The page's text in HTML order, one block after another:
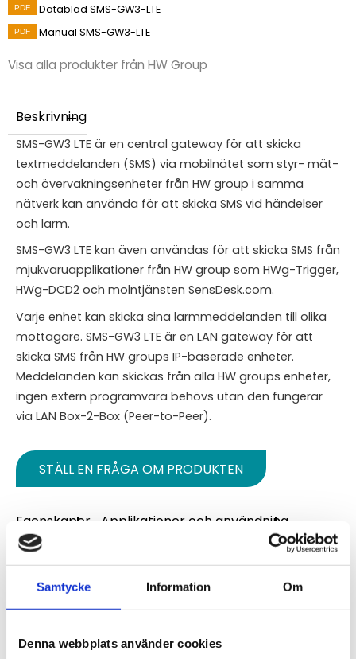
Samtycke Information Om
Denna webbplats använder cookies
Datablad SMS-GW3-LTE
Manual SMS-GW3-LTE
Visa alla produkter från HW Group
Beskrivning
SMS-GW3 LTE är en central gateway för att skicka
textmeddelanden (SMS) via mobilnätet som styr- mät-
och övervakningsenheter från HW group i samma
nätverk kan använda för att skicka SMS vid händelser
och larm.
SMS-GW3 LTE kan även användas för att skicka SMS från
mjukvaruapplikationer från HW group som HWg-Trigger,
HWg-DCD2 och molntjänsten SensDesk.com.
Varje enhet kan skicka sina larmmeddelanden till olika
mottagare. SMS-GW3 LTE är en LAN gateway för att
skicka SMS från HW groups IP-baserade enheter.
Meddelanden kan skickas från alla HW groups enheter,
ingen extern programvara behövs utan den fungerar
via LAN Box-2-Box (Peer-to-Peer).
STÄLL EN FRÅGA OM PRODUKTEN
Egenskaper
Applikationer och användning
Specifikationer
Kompatibel med följande enheter
Du